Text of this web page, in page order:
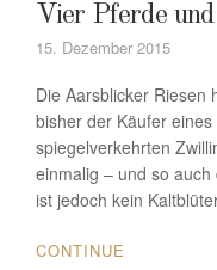
Vier Pferde
15. Dezember 2015
Die Aarsblicker Riesen
bisher der Käufer
spiegelverkehrten
einmalig – und so
ist jedoch kein
CONTINUE